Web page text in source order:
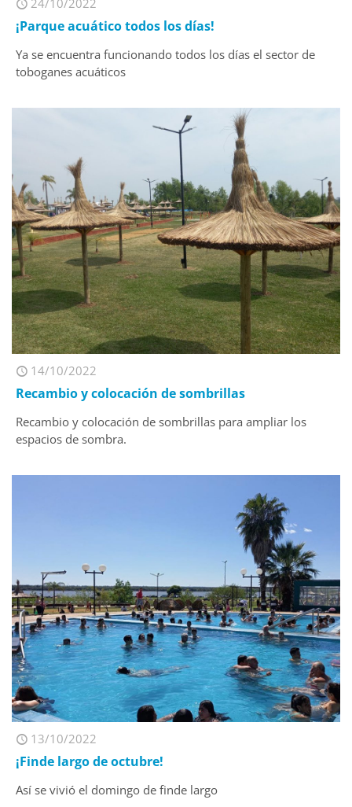
¡Parque acuático todos los días!
Ya se encuentra funcionando todos los días el sector de
toboganes acuáticos
14/10/2022
Recambio y colocación de sombrillas
Recambio y colocación de sombrillas para ampliar los
espacios de sombra.
13/10/2022
¡Finde largo de octubre!
Así se vivió el domingo de finde largo